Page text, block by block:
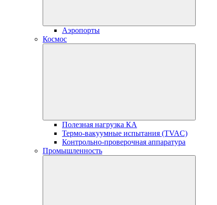
Аэропорты
Космос
Полезная нагрузка КА
Термо-вакуумные испытания (TVAC)
Контрольно-проверочная аппаратура
Промышленность